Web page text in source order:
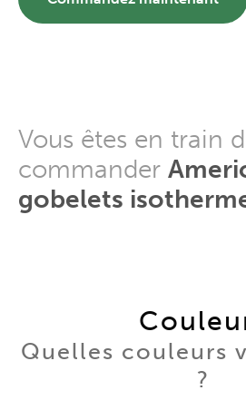
Vous êtes en train
commander
gobelets
Quelles couleurs
?